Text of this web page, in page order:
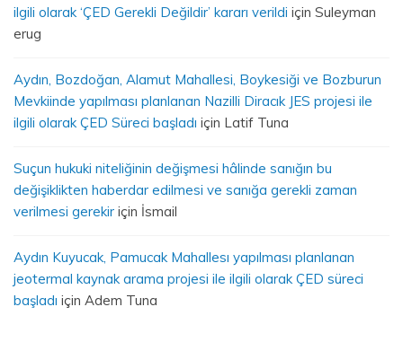
ilgili olarak ‘ÇED Gerekli Değildir’ kararı verildi için Suleyman
erug
Aydın, Bozdoğan, Alamut Mahallesi, Boykesiği ve Bozburun
Mevkiinde yapılması planlanan Nazilli Diracık JES projesi ile
ilgili olarak ÇED Süreci başladı için Latif Tuna
Suçun hukuki niteliğinin değişmesi hâlinde sanığın bu
değişiklikten haberdar edilmesi ve sanığa gerekli zaman
verilmesi gerekir için İsmail
Aydın Kuyucak, Pamucak Mahallesı yapılması planlanan
jeotermal kaynak arama projesi ile ilgili olarak ÇED süreci
başladı için Adem Tuna